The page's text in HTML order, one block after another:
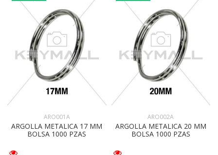
ARO001A
ARGOLLA METALICA 17 MM
BOLSA 1000 PZAS
ARO002A
ARGOLLA METALICA 20 MM
BOLSA 1000 PZAS